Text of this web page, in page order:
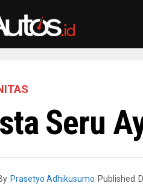
Seru
Prasetyo Adhikusumo Published